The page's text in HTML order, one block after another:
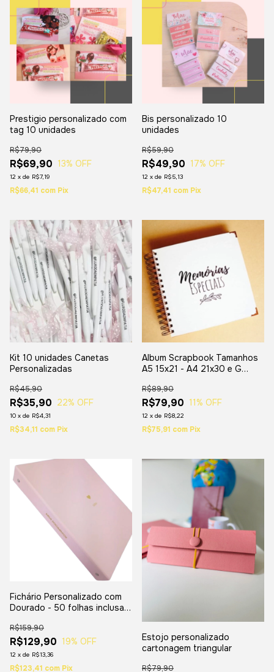
Prestigio personalizado com
tag 10 unidades
R$69,90
R$79,90
13% OFF
12 x de R$7,19
R$66,41 com Pix
Bis personalizado 10
unidades
R$49,90
R$59,90
17% OFF
12 x de R$5,13
R$47,41 com Pix
Kit 10 unidades Canetas
Personalizadas
R$35,90
R$45,90
22% OFF
10 x de R$4,31
R$34,11 com Pix
Album Scrapbook Tamanhos
A5 15x21 - A4 21x30 e G
R$79,90
R$89,90
11% OFF
12 x de R$8,22
R$75,91 com Pix
Fichário Personalizado com
Dourado - 50 folhas inclusas
R$129,90
R$159,90
19% OFF
12 x de R$13,36
R$123,41 com Pix
Estojo personalizado
cartonagem triangular
R$79,90